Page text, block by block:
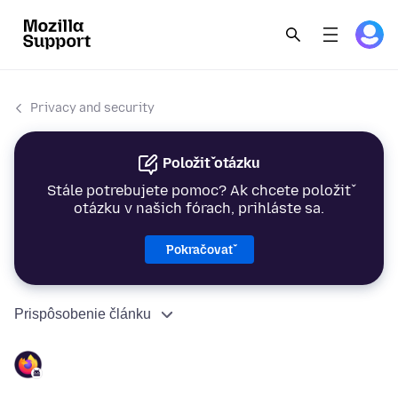
Privacy and security
Položiť otázku
Stále potrebujete pomoc? Ak chcete položiť
otázku v našich fórach, prihláste sa.
Pokračovať
Prispôsobenie článku